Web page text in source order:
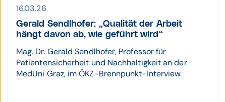
16.03.26
Gerald Sendlhofer: „Qualität der Arbeit
hängt davon ab, wie geführt wird“
Mag. Dr. Gerald Sendlhofer, Professor für
Patientensicherheit und Nachhaltigkeit an der
MedUni Graz, im ÖKZ-Brennpunkt-Interview.